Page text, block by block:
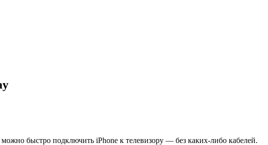
быстро подключить iPhone к телевизору — без каких-либо кабелей.